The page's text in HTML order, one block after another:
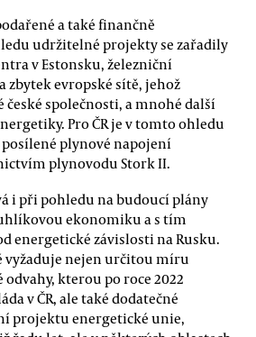
a také finančně
udržitelné projekty se zařadily
v Estonsku, železniční
zbytek evropské sítě, jehož
společnosti, a mnohé další
Pro ČR je v tomto ohledu
plynové napojení
plynovodu Stork II.
i při pohledu na budoucí plány
ekonomiku a s tím
energetické závislosti na Rusku.
vyžaduje nejen určitou míru
kterou po roce 2022
v ČR, ale také dodatečné
projektu energetické unie,